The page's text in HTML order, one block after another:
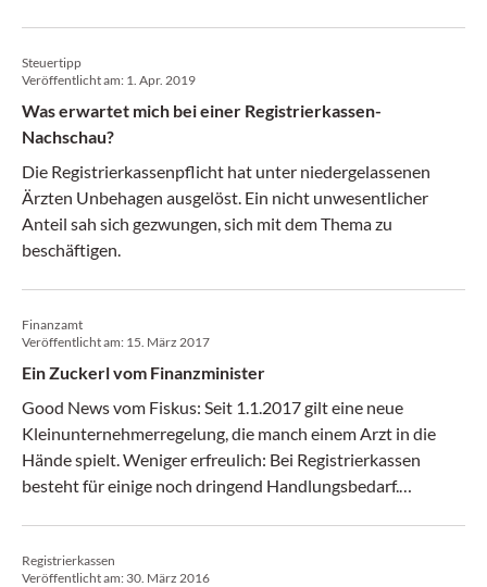
verwenden.
Steuertipp
Veröffentlicht am: 1. Apr. 2019
Was erwartet mich bei einer Registrierkassen-
Nachschau?
Die Registrierkassenpflicht hat unter niedergelassenen
Ärzten Unbehagen ausgelöst. Ein nicht unwesentlicher
Anteil sah sich gezwungen, sich mit dem Thema zu
beschäftigen.
Finanzamt
Veröffentlicht am: 15. März 2017
Ein Zuckerl vom Finanzminister
Good News vom Fiskus: Seit 1.1.2017 gilt eine neue
Kleinunternehmerregelung, die manch einem Arzt in die
Hände spielt. Weniger erfreulich: Bei Registrierkassen
besteht für einige noch dringend Handlungsbedarf.
Registrierkassen
Veröffentlicht am: 30. März 2016